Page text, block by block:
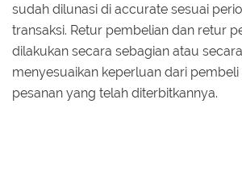
sudah dilunasi di accurate sesuai
transaksi. Retur pembelian dan retur
dilakukan secara sebagian atau
menyesuaikan keperluan dari
pesanan yang telah diterbitkannya.